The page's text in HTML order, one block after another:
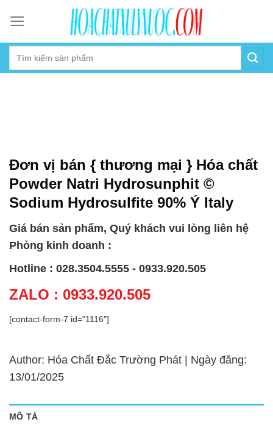
content
Đơn vị bán { thương mại } Hóa chất
Powder Natri Hydrosunphit ©
Sodium Hydrosulfite 90% Ý Italy
Giá bán sản phẩm, Quý khách vui lòng liên hệ
Phòng kinh doanh :
Hotline : 028.3504.5555 - 0933.920.505
ZALO : 0933.920.505
[contact-form-7 id="1116"]
Author: Hóa Chất Đắc Trường Phát | Ngày đăng:
13/01/2025
MÔ TẢ